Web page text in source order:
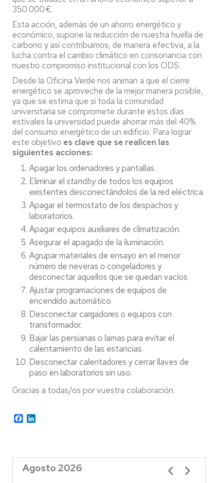
350.000 €.
Esta acción, además de un ahorro energético y
económico, supone la reducción de nuestra huella de
carbono y así contribuimos, de manera efectiva, a la
lucha contra el cambio climático en consonancia con
nuestro compromiso institucional con los ODS.
Desde la Oficina Verde nos animan a que el cierre
energético se aproveche de la mejor manera posible,
ya que se estima que si toda la comunidad
universitaria se compromete durante estos días
estivales la universidad puede ahorrar más del 40%
del consumo energético de un edificio. Para lograr
este objetivo es clave que se realicen las
siguientes acciones:
Apagar los ordenadores y pantallas.
Eliminar el standbyde todos los equipos
existentes desconectándolos de la red eléctrica.
Apagar el termostato de los despachos y
laboratorios.
Apagar equipos auxiliares de climatización.
Asegurar el apagado de la iluminación.
Agrupar materiales de ensayo en el menor
número de neveras o congeladores y
desconectar aquellos que se quedan vacíos.
Ajustar programaciones de equipos de
encendido automático.
Desconectar cargadores o equipos con
transformador.
Bajar las persianas o lamas para evitar el
calentamiento de las estancias.
Desconectar calentadores y cerrar llaves de
paso en laboratorios sin uso.
Gracias a todas/os por vuestra colaboración.
Facebook
Agosto 2026 Paginación